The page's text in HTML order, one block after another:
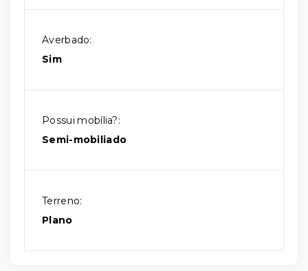
Averbado:
Sim
Possui mobília?:
Semi-mobiliado
Terreno:
Plano